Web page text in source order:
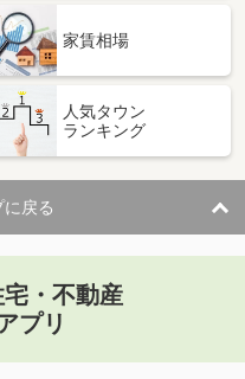
家賃相場
人気タウン
ランキング
戻る
・不動産
プリ